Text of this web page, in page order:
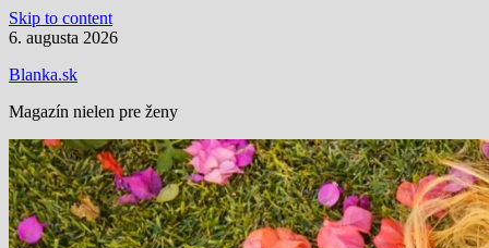
Skip to content
6. augusta 2026
Blanka.sk
Magazín nielen pre ženy